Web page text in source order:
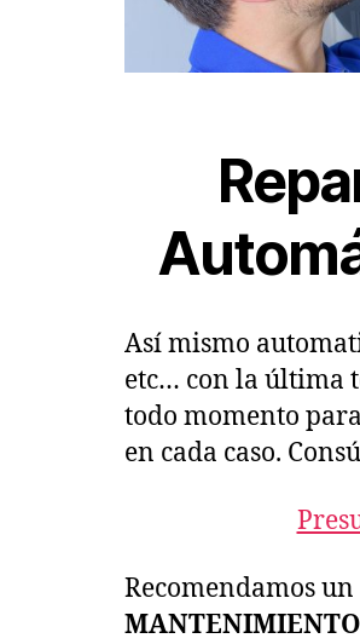
Así mismo
etc… con la última
todo momento
en cada caso.
Recomendamos un
MANTENIMIENTO